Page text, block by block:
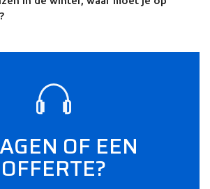
OF EEN
OFFERTE?